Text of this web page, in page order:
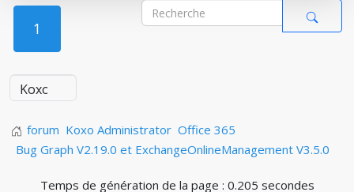
1
forum Koxo Administrator Office 365
Bug Graph V2.19.0 et ExchangeOnlineManagement V3.5.0
Temps de génération de la page : 0.205 secondes